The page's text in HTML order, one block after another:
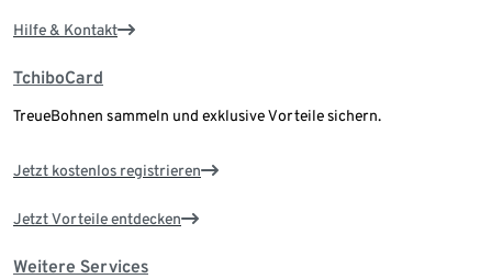
Hilfe & Kontakt
TchiboCard
TreueBohnen sammeln und exklusive Vorteile sichern.
Jetzt kostenlos registrieren
Jetzt Vorteile entdecken
Weitere Services